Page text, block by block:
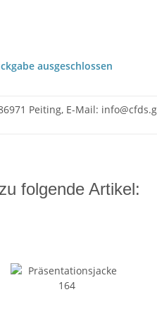
ausgeschlossen
Peiting, E-Mail:
folgende Artikel: